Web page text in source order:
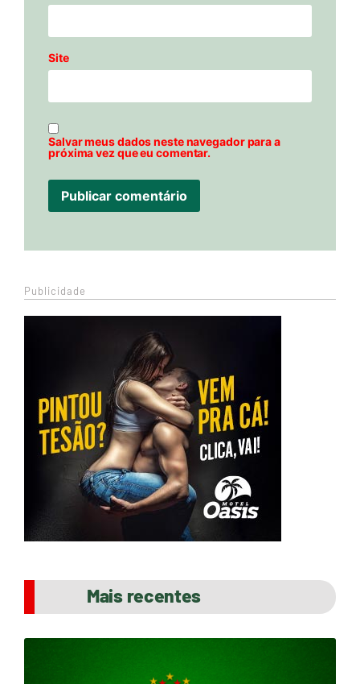
Site
Salvar meus dados neste navegador para a
próxima vez que eu comentar.
Publicidade
Mais recentes